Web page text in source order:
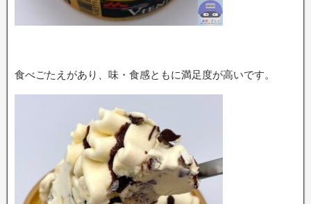
食べごたえがあり、味・食感ともに満足度が高いです。